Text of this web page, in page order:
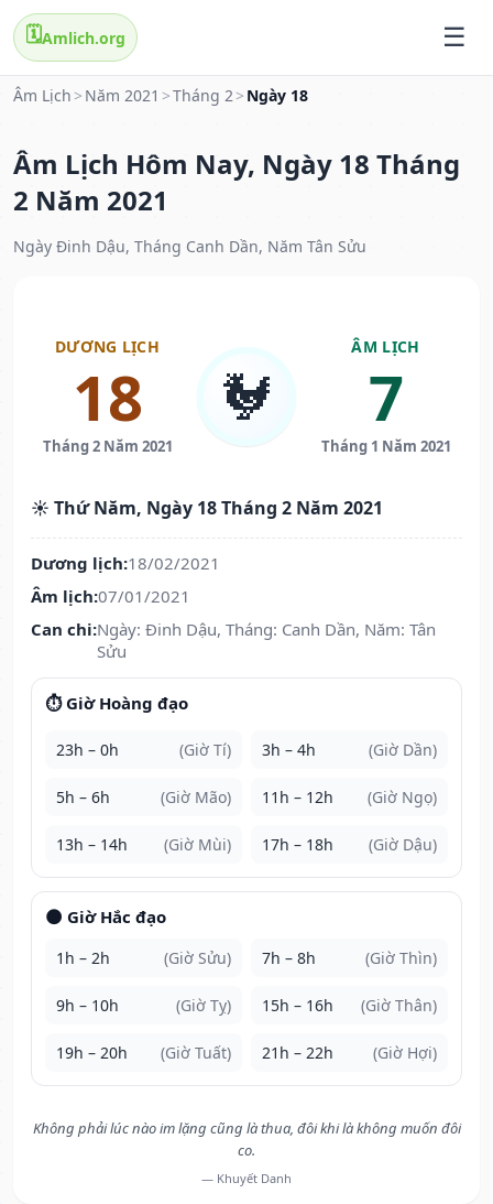
🗓️Amlich.org
Âm Lịch > Năm 2021 >Tháng 2> Ngày 18
Âm Lịch Hôm Nay, Ngày 18 Tháng
2 Năm 2021
Ngày Đinh Dậu, Tháng Canh Dần, Năm Tân Sửu
DƯƠNG LỊCH
18
Tháng 2 Năm 2021
🐓
ÂM LỊCH
7
Tháng 1 Năm 2021
☀️ Thứ Năm, Ngày 18 Tháng 2 Năm 2021
Dương lịch:18/02/2021
Âm lịch:07/01/2021
Can chi:Ngày: Đinh Dậu, Tháng: Canh Dần, Năm: Tân
Sửu
⏱️ Giờ Hoàng đạo
23h – 0h (Giờ Tí) 3h – 4h (Giờ Dần)
5h – 6h (Giờ Mão) 11h – 12h (Giờ Ngọ)
13h – 14h (Giờ Mùi) 17h – 18h (Giờ Dậu)
🌑 Giờ Hắc đạo
1h – 2h (Giờ Sửu) 7h – 8h (Giờ Thìn)
9h – 10h (Giờ Tỵ) 15h – 16h (Giờ Thân)
19h – 20h (Giờ Tuất) 21h – 22h (Giờ Hợi)
Không phải lúc nào im lặng cũng là thua, đôi khi là không muốn đôi
co.
— Khuyết Danh